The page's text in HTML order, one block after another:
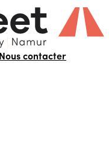
Nous contacter